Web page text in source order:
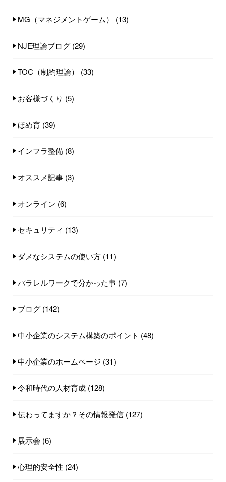
MG（マネジメントゲーム） (13)
NJE理論ブログ (29)
TOC（制約理論） (33)
お客様づくり (5)
ほめ育 (39)
インフラ整備 (8)
オススメ記事 (3)
オンライン (6)
セキュリティ (13)
ダメなシステムの使い方 (11)
パラレルワークで分かった事 (7)
ブログ (142)
中小企業のシステム構築のポイント (48)
中小企業のホームページ (31)
令和時代の人材育成 (128)
伝わってますか？その情報発信 (127)
展示会 (6)
心理的安全性 (24)